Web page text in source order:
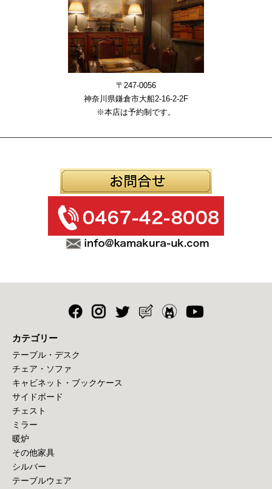
〒247-0056
神奈川県鎌倉市大船2-16-2-2F
※本店は予約制です。
カテゴリー
テーブル・デスク
チェア・ソファ
キャビネット・ブックケース
サイドボード
チェスト
ミラー
暖炉
その他家具
シルバー
テーブルウェア